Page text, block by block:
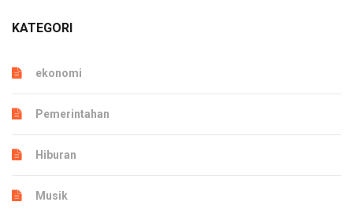
KATEGORI
ekonomi
Pemerintahan
Hiburan
Musik